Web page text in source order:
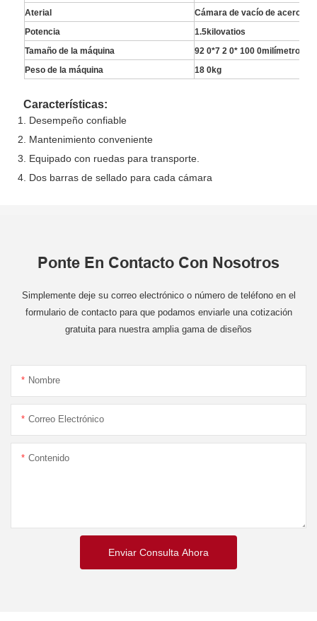
Aterial
Cámara de vacío de acero
Potencia
1.5kilovatios
Tamaño de la máquina
92 0*7 2 0* 100 0milímetro
Peso de la máquina
18 0kg
Características:
1. Desempeño confiable
2. Mantenimiento conveniente
3. Equipado con ruedas para transporte.
4. Dos barras de sellado para cada cámara
Ponte En Contacto Con Nosotros
Simplemente deje su correo electrónico o número de teléfono en el
formulario de contacto para que podamos enviarle una cotización
gratuita para nuestra amplia gama de diseños
Nombre
Correo Electrónico
Contenido
Enviar Consulta Ahora